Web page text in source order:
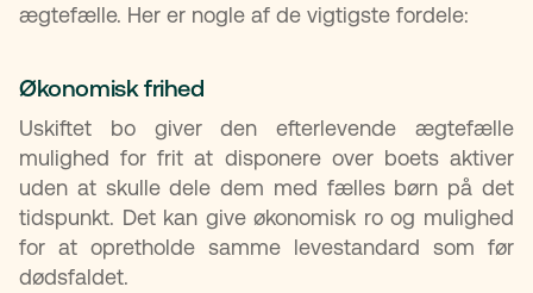
ægtefælle. Her er nogle af de vigtigste fordele:
Økonomisk frihed
Uskiftet bo giver den efterlevende ægtefælle
mulighed for frit at disponere over boets aktiver
uden at skulle dele dem med fælles børn på det
tidspunkt. Det kan give økonomisk ro og mulighed
for at opretholde samme levestandard som før
dødsfaldet.